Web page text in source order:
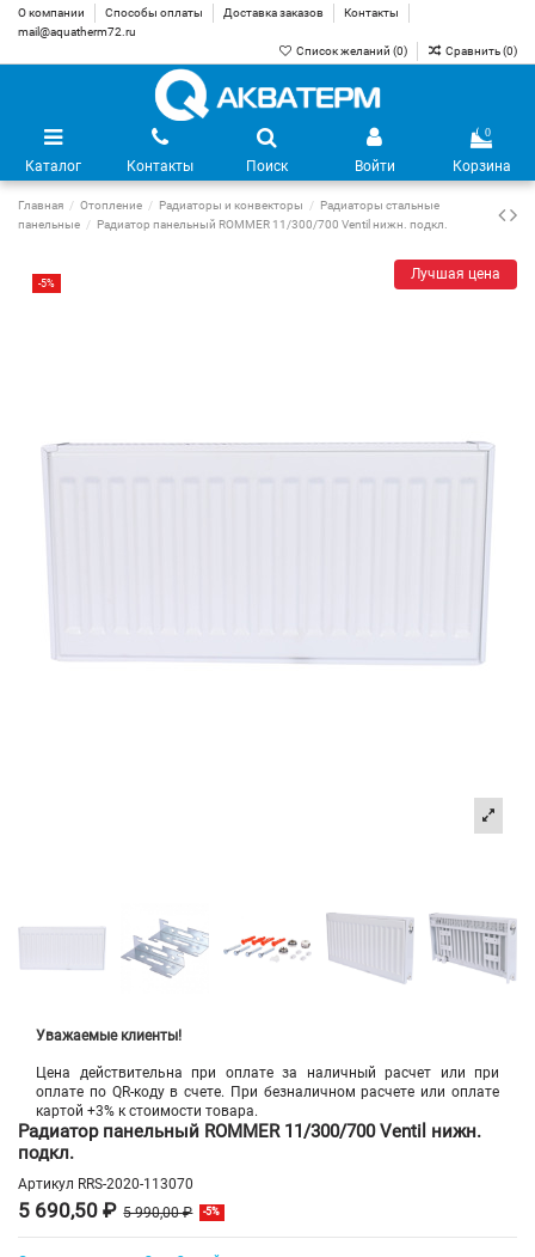
О компании Способы оплаты Доставка заказов
Контакты
mail@aquatherm72.ru
Список желаний (0) Сравнить (0)
Каталог Контакты Поиск Войти
0
Корзина
Главная Отопление Радиаторы и конвекторы
Радиаторы стальные
панельные
Радиатор панельный ROMMER 11/300/700 Ventil нижн. подкл.
-5%
Лучшая цена
Уважаемые клиенты!
Цена действительна при оплате за наличный расчет или при
оплате по QR-коду в счете. При безналичном расчете или оплате
картой +3% к стоимости товара.
Радиатор панельный ROMMER 11/300/700 Ventil нижн.
подкл.
Артикул RRS-2020-113070
5 690,50 ₽ 5 990,00 ₽ -5%